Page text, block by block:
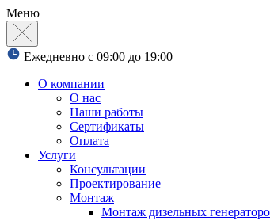
Меню
Ежедневно с 09:00 до 19:00
О компании
О нас
Наши работы
Сертификаты
Оплата
Услуги
Консультации
Проектирование
Монтаж
Монтаж дизельных